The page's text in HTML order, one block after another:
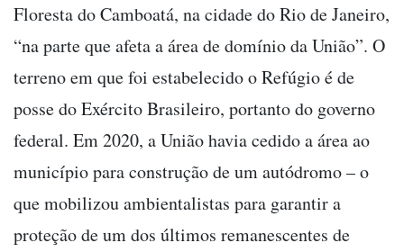
Floresta do Camboatá, na cidade do Rio de Janeiro,
“na parte que afeta a área de domínio da União”. O
terreno em que foi estabelecido o Refúgio é de
posse do Exército Brasileiro, portanto do governo
federal. Em 2020, a União havia cedido a área ao
município para construção de um autódromo – o
que mobilizou ambientalistas para garantir a
proteção de um dos últimos remanescentes de